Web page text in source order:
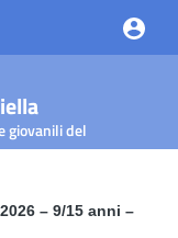
giovanili del
– 9/15 anni –